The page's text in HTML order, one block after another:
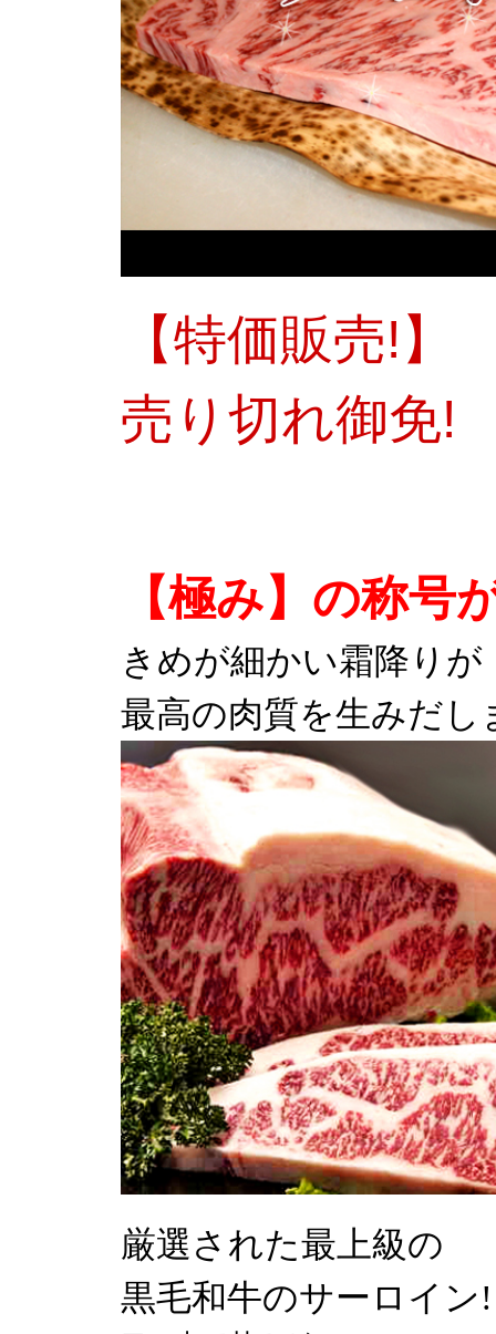
【特価販売!】
売り切れ御免!
【極み】の称号
きめが細かい霜降りが
最高の肉質を生みだし
厳選された最上級の
黒毛和牛のサーロイン